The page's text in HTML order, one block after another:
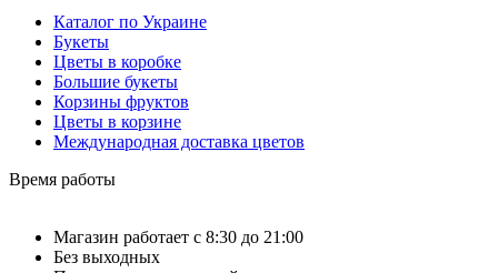
Каталог по Украине
Букеты
Цветы в коробке
Большие букеты
Корзины фруктов
Цветы в корзине
Международная доставка цветов
Время работы
Магазин работает с 8:30 до 21:00
Без выходных